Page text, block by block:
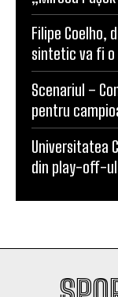
sintetic va fi o
Scenariul –
pentru
Universitatea
din play-off-ul